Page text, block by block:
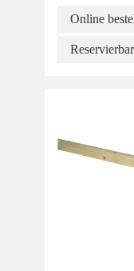
Online
Reservierbar